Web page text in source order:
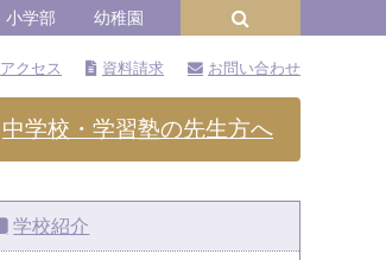
小学部 幼稚園
アクセス 資料請求 お問い合わせ
中学校・学習塾の先生方へ
学校紹介